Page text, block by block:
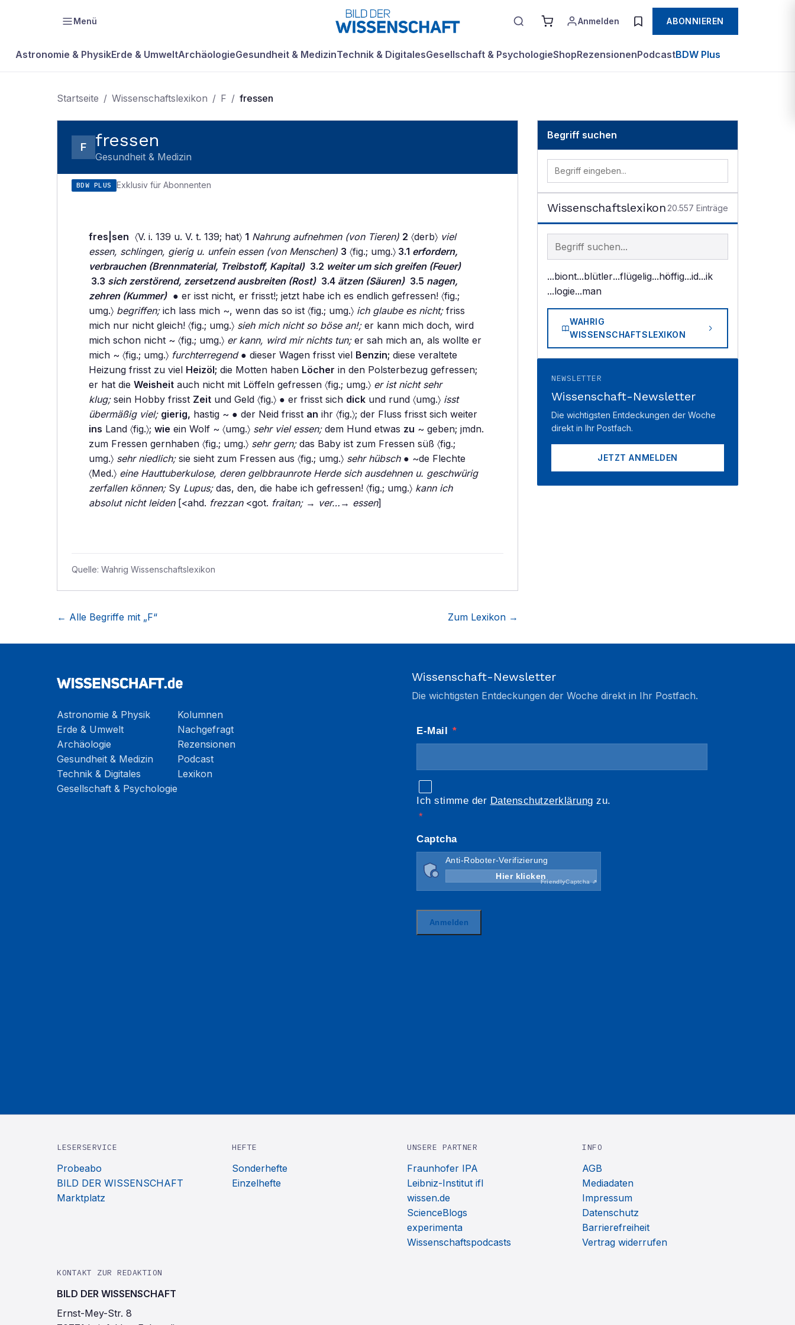
Menü Anmelden ABONNIEREN
Astronomie & PhysikErde & UmweltArchäologieGesundheit & MedizinTechnik & DigitalesGesellschaft & PsychologieShopRezensionenPodcastBDW Plus
Startseite / Wissenschaftslexikon / F / fressen
F fressen
Gesundheit & Medizin
BDW PLUS Exklusiv für Abonnenten
fres|sen 〈V. i. 139 u. V. t. 139; hat〉 1 Nahrung aufnehmen (von Tieren) 2 〈derb〉 viel
essen, schlingen, gierig u. unfein essen (von Menschen) 3 〈fig.; umg.〉 3.1 erfordern,
verbrauchen (Brennmaterial, Treibstoff, Kapital) 3.2 weiter um sich greifen (Feuer)
3.3 sich zerstörend, zersetzend ausbreiten (Rost) 3.4 ätzen (Säuren) 3.5 nagen,
zehren (Kummer)● er isst nicht, er frisst!; jetzt habe ich es endlich gefressen! 〈fig.;
umg.〉 begriffen;ich lass mich ~, wenn das so ist 〈fig.; umg.〉 ich glaube es nicht;friss
mich nur nicht gleich! 〈fig.; umg.〉 sieh mich nicht so böse an!;er kann mich doch, wird
mich schon nicht ~ 〈fig.; umg.〉 er kann, wird mir nichts tun;er sah mich an, als wollte er
mich ~ 〈fig.; umg.〉 furchterregend● dieser Wagen frisst viel Benzin; diese veraltete
Heizung frisst zu viel Heizöl; die Motten haben Löcher in den Polsterbezug gefressen;
er hat die Weisheit auch nicht mit Löffeln gefressen 〈fig.; umg.〉 er ist nicht sehr
klug;sein Hobby frisst Zeit und Geld 〈fig.〉 ● er frisst sich dick und rund 〈umg.〉 isst
übermäßig viel; gierig, hastig ~ ● der Neid frisst an ihr 〈fig.〉; der Fluss frisst sich weiter
ins Land 〈fig.〉; wie ein Wolf ~ 〈umg.〉 sehr viel essen;dem Hund etwas zu ~ geben; jmdn.
zum Fressen gernhaben 〈fig.; umg.〉 sehr gern;das Baby ist zum Fressen süß 〈fig.;
umg.〉 sehr niedlich;sie sieht zum Fressen aus 〈fig.; umg.〉 sehr hübsch● ~de Flechte
〈Med.〉 eine Hauttuberkulose, deren gelbbraunrote Herde sich ausdehnen u. geschwürig
zerfallen können;Sy Lupus;das, den, die habe ich gefressen! 〈fig.; umg.〉 kann ich
absolut nicht leiden[<ahd. frezzan<got. fraitan;→ ver… → essen]
Quelle: Wahrig Wissenschaftslexikon
← Alle Begriffe mit „F“ Zum Lexikon →
Begriff suchen
Wissenschaftslexikon 20.557 Einträge
Begriff im Lexikon suchen
...biont...blütler...flügelig...höffig...id...ik
...logie...man
WAHRIG
WISSENSCHAFTSLEXIKON
NEWSLETTER
Wissenschaft-Newsletter
Die wichtigsten Entdeckungen der Woche
direkt in Ihr Postfach.
JETZT ANMELDEN
Astronomie & Physik
Erde & Umwelt
Archäologie
Gesundheit & Medizin
Technik & Digitales
Gesellschaft & Psychologie
Kolumnen
Nachgefragt
Rezensionen
Podcast
Lexikon
Wissenschaft-Newsletter
Die wichtigsten Entdeckungen der Woche direkt in Ihr Postfach.
LESERSERVICE
Probeabo
BILD DER WISSENSCHAFT
Marktplatz
HEFTE
Sonderhefte
Einzelhefte
UNSERE PARTNER
Fraunhofer IPA
Leibniz-Institut ifl
wissen.de
ScienceBlogs
experimenta
Wissenschaftspodcasts
INFO
AGB
Mediadaten
Impressum
Datenschutz
Barrierefreiheit
Vertrag widerrufen
KONTAKT ZUR REDAKTION
BILD DER WISSENSCHAFT
Ernst-Mey-Str. 8